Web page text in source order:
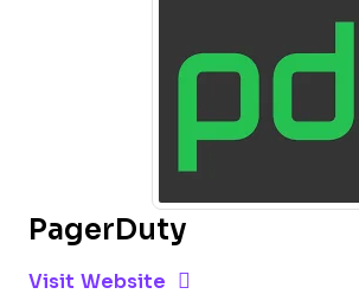
PagerDuty
Visit Website Opens New Window